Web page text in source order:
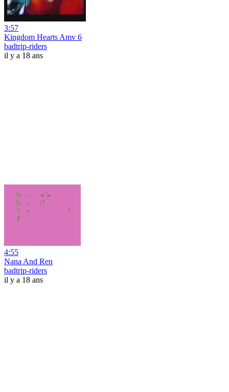
3:57
Kingdom Hearts Amv 6
badtrip-riders
il y a 18 ans
4:55
Nana And Ren
badtrip-riders
il y a 18 ans